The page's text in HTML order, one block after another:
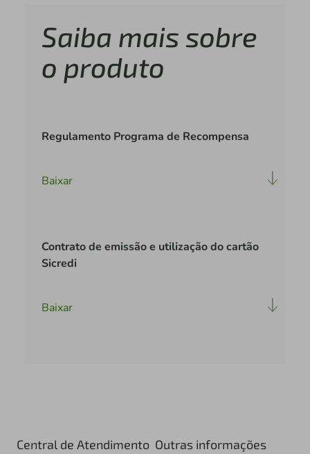
Saiba mais sobre
o produto
Regulamento Programa de Recompensa
Baixar
Contrato de emissão e utilização do cartão
Sicredi
Baixar
Central de Atendimento Outras informações